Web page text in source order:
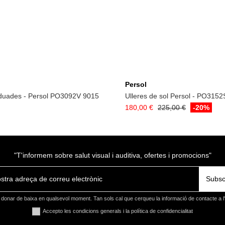
- Persol PO3092V 9015
Persol
Ulleres de sol Persol -
180,00 € 225,00 € -20%
"T'informem sobre salut visual i auditiva, ofertes i promocions"
de baixa en qualsevol moment. Tan sols cal que cerqueu la informació de contacte a
Accepto les condicions generals i la política de confidencialitat